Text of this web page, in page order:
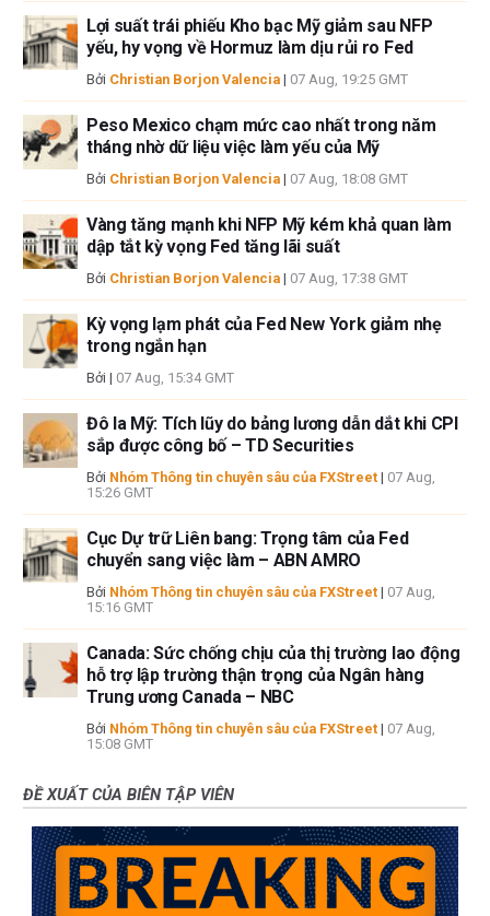
giả không cam đoan về tính chính xác, đầy đủ hoặc phù hợp của thông
tin này. FXStreet và tác giả sẽ không chịu trách nhiệm về bất kỳ sai sót,
thiếu sót hoặc bất kỳ tổn thất, thương tích hoặc thiệt hại nào phát sinh từ
thông tin này và việc hiển thị hoặc sử dụng thông tin này. Ngoại trừ các
lỗi và thiếu sót.
Tác giả và FXStreet không phải là các cố vấn đầu tư đã đăng ký và không
có nội dung nào trong bài viết này nhằm mục đích tư vấn đầu tư.
Lợi suất trái phiếu Kho bạc Mỹ giảm sau NFP
yếu, hy vọng về Hormuz làm dịu rủi ro Fed
Bởi Christian Borjon Valencia | 07 Aug, 19:25 GMT
Peso Mexico chạm mức cao nhất trong năm
tháng nhờ dữ liệu việc làm yếu của Mỹ
Bởi Christian Borjon Valencia | 07 Aug, 18:08 GMT
Vàng tăng mạnh khi NFP Mỹ kém khả quan làm
dập tắt kỳ vọng Fed tăng lãi suất
Bởi Christian Borjon Valencia | 07 Aug, 17:38 GMT
Kỳ vọng lạm phát của Fed New York giảm nhẹ
trong ngắn hạn
Bởi | 07 Aug, 15:34 GMT
Đô la Mỹ: Tích lũy do bảng lương dẫn dắt khi CPI
sắp được công bố – TD Securities
Bởi Nhóm Thông tin chuyên sâu của FXStreet | 07 Aug,
15:26 GMT
Cục Dự trữ Liên bang: Trọng tâm của Fed
chuyển sang việc làm – ABN AMRO
Bởi Nhóm Thông tin chuyên sâu của FXStreet | 07 Aug,
15:16 GMT
Canada: Sức chống chịu của thị trường lao động
hỗ trợ lập trường thận trọng của Ngân hàng
Trung ương Canada – NBC
Bởi Nhóm Thông tin chuyên sâu của FXStreet | 07 Aug,
15:08 GMT
ĐỀ XUẤT CỦA BIÊN TẬP VIÊN